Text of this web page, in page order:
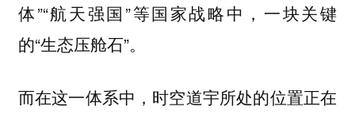
体”“航天强国”等国家战略中，一块关键
的“生态压舱石”。
而在这一体系中，时空道宇所处的位置正在